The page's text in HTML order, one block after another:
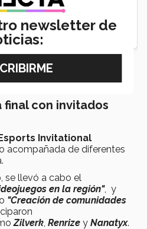
con invitados
Invitational
acompañada de diferentes
se llevó a cabo el
en la región", y
"Creación de comunidades
Zilverk Renrize y Nanatyx.
newsletter de